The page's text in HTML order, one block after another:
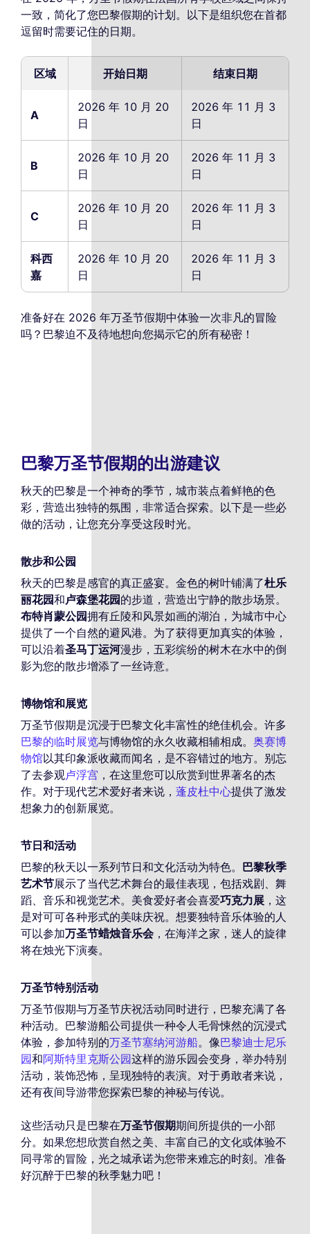
一致，简化了您巴黎假期的计划。以下是组织您在首都
逗留时需要记住的日期。
区域 开始日期 结束日期
A
2026 年 10 月 20
日
2026 年 11 月 3
日
B
2026 年 10 月 20
日
2026 年 11 月 3
日
C
2026 年 10 月 20
日
2026 年 11 月 3
日
科西
嘉
2026 年 10 月 20
日
2026 年 11 月 3
日
准备好在 2026 年万圣节假期中体验一次非凡的冒险
吗？巴黎迫不及待地想向您揭示它的所有秘密！
巴黎万圣节假期的出游建议
秋天的巴黎是一个神奇的季节，城市装点着鲜艳的色
彩，营造出独特的氛围，非常适合探索。以下是一些必
做的活动，让您充分享受这段时光。
散步和公园
秋天的巴黎是感官的真正盛宴。金色的树叶铺满了杜乐
丽花园和卢森堡花园的步道，营造出宁静的散步场景。
布特肖蒙公园拥有丘陵和风景如画的湖泊，为城市中心
提供了一个自然的避风港。为了获得更加真实的体验，
可以沿着圣马丁运河漫步，五彩缤纷的树木在水中的倒
影为您的散步增添了一丝诗意。
博物馆和展览
万圣节假期是沉浸于巴黎文化丰富性的绝佳机会。许多
巴黎的临时展览与博物馆的永久收藏相辅相成。 奥赛博
物馆以其印象派收藏而闻名，是不容错过的地方。别忘
了去参观卢浮宫 ，在这里您可以欣赏到世界著名的杰
作。对于现代艺术爱好者来说， 蓬皮杜中心提供了激发
想象力的创新展览。
节日和活动
巴黎的秋天以一系列节日和文化活动为特色。 巴黎秋季
艺术节展示了当代艺术舞台的最佳表现，包括戏剧、舞
蹈、音乐和视觉艺术。美食爱好者会喜爱巧克力展 ，这
是对可可各种形式的美味庆祝。想要独特音乐体验的人
可以参加万圣节蜡烛音乐会，在海洋之家，迷人的旋律
将在烛光下演奏。
万圣节特别活动
万圣节假期与万圣节庆祝活动同时进行，巴黎充满了各
种活动。巴黎游船公司提供一种令人毛骨悚然的沉浸式
体验，参加特别的万圣节塞纳河游船。像巴黎迪士尼乐
园和阿斯特里克斯公园这样的游乐园会变身，举办特别
活动，装饰恐怖，呈现独特的表演。对于勇敢者来说，
还有夜间导游带您探索巴黎的神秘与传说。
这些活动只是巴黎在万圣节假期期间所提供的一小部
分。如果您想欣赏自然之美、丰富自己的文化或体验不
同寻常的冒险，光之城承诺为您带来难忘的时刻。准备
好沉醉于巴黎的秋季魅力吧！